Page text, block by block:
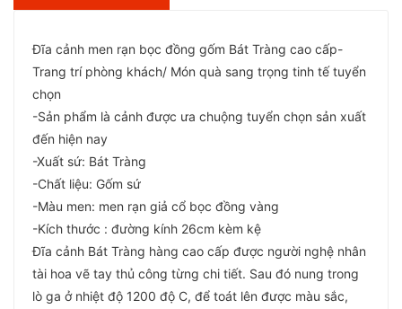
Đĩa cảnh men rạn bọc đồng gốm Bát Tràng cao cấp-
Trang trí phòng khách/ Món quà sang trọng tinh tế tuyển
chọn
-Sản phẩm là cảnh được ưa chuộng tuyển chọn sản xuất
đến hiện nay
-Xuất sứ: Bát Tràng
-Chất liệu: Gốm sứ
-Màu men: men rạn giả cổ bọc đồng vàng
-Kích thước : đường kính 26cm kèm kệ
Đĩa cảnh Bát Tràng hàng cao cấp được người nghệ nhân
tài hoa vẽ tay thủ công từng chi tiết. Sau đó nung trong
lò ga ở nhiệt độ 1200 độ C, để toát lên được màu sắc,